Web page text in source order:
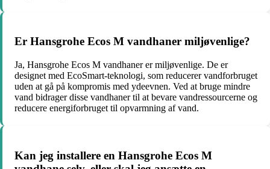
Er Hansgrohe Ecos M vandhaner miljøvenlige?
Ja, Hansgrohe Ecos M vandhaner er miljøvenlige. De er
designet med EcoSmart-teknologi, som reducerer vandforbruget
uden at gå på kompromis med ydeevnen. Ved at bruge mindre
vand bidrager disse vandhaner til at bevare vandressourcerne og
reducere energiforbruget til opvarmning af vand.
Kan jeg installere en Hansgrohe Ecos M